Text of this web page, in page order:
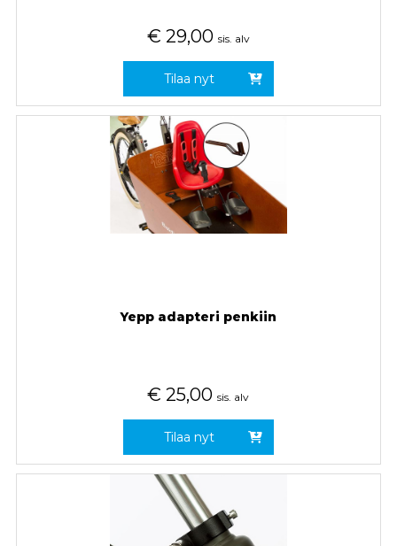
€ 29,00 sis. alv
Tilaa nyt
Yepp adapteri penkiin
€ 25,00 sis. alv
Tilaa nyt